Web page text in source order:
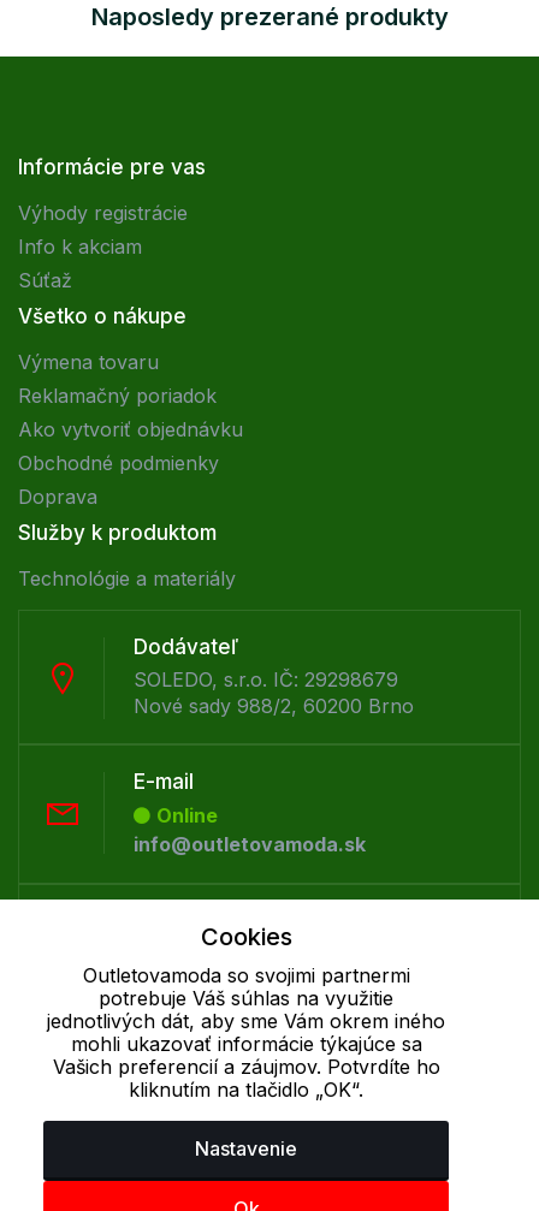
Naposledy prezerané produkty
Informácie pre vas
Výhody registrácie
Info k akciam
Súťaž
Všetko o nákupe
Výmena tovaru
Reklamačný poriadok
Ako vytvoriť objednávku
Obchodné podmienky
Doprava
Služby k produktom
Technológie a materiály
Dodávateľ
SOLEDO, s.r.o. IČ: 29298679
Nové sady 988/2, 60200 Brno
E-mail
Online
info@outletovamoda.sk
Offline
+421 277 270 055
Cookie - podrobné nastavenie| Ďalšie informácie|Spracovanie
osobných údajov
Cookies
Outletovamoda so svojimi partnermi
potrebuje Váš súhlas na využitie
jednotlivých dát, aby sme Vám okrem iného
mohli ukazovať informácie týkajúce sa
Vašich preferencií a záujmov. Potvrdíte ho
kliknutím na tlačidlo „OK“.
Nastavenie